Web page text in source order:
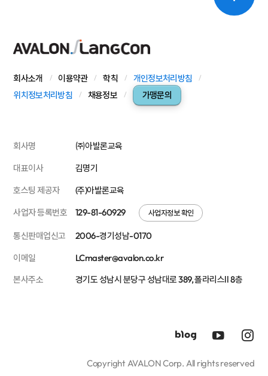
회사소개 이용약관 학칙
개인정보처리방침
위치정보처리방침
채용정보 가맹문의
회사명
㈜아발론교육
대표이사
김명기
호스팅 제공자
(주)아발론교육
사업자 등록번호
129-81-60929 사업자정보 확인
통신판매업신고
2006-경기성남-0170
이메일
LCmaster@avalon.co.kr
본사주소
경기도 성남시 분당구 성남대로 389, 폴라리스Ⅱ 8층
Copyright AVALON Corp. All rights reserved